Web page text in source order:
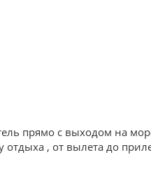
прямо с выходом на
, от вылета до